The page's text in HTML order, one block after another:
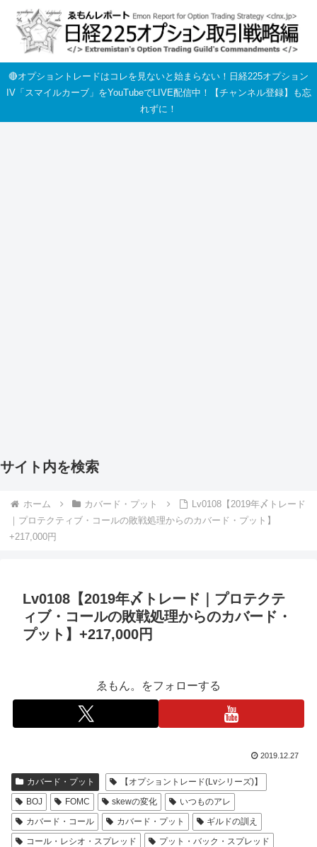
🔴オプショントレードはコレを見ないと始まらない！日経225オプション
IV「スマイルカーブ」をYouTubeでLIVE配信中！【チャンネル登録】も忘
れずに！
サイト内を検索
ホーム カバード・プット
Lv0108【2019年〆トレード
｜プロテクティブ・コールの敗戦処理からのカバード・プット】
+217,000円
Lv0108【2019年〆トレード｜プロテクテ
ィブ・コールの敗戦処理からのカバード・
プット】+217,000円
ゑもん。をフォローする
2019.12.27
カバード・プット
【オプショントレード(Lvシリーズ)】
BOJ
FOMC skewの変化
いつものアレ
カバード・コール
カバード・プット
ギルドの訓え
コール・レシオ・スプレッド
プット・バック・スプレッド